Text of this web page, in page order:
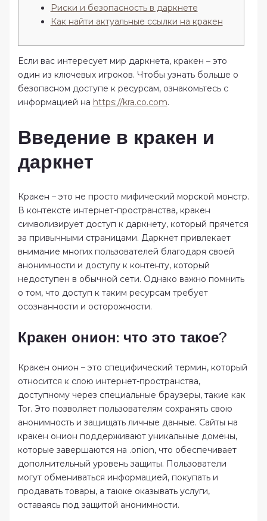
Риски и безопасность в даркнете
Как найти актуальные ссылки на кракен
Если вас интересует мир даркнета, кракен – это
один из ключевых игроков. Чтобы узнать больше о
безопасном доступе к ресурсам, ознакомьтесь с
информацией на https://kra.co.com.
Введение в кракен и
даркнет
Кракен – это не просто мифический морской монстр.
В контексте интернет-пространства, кракен
символизирует доступ к даркнету, который прячется
за привычными страницами. Даркнет привлекает
внимание многих пользователей благодаря своей
анонимности и доступу к контенту, который
недоступен в обычной сети. Однако важно помнить
о том, что доступ к таким ресурсам требует
осознанности и осторожности.
Кракен онион: что это такое?
Кракен онион – это специфический термин, который
относится к слою интернет-пространства,
доступному через специальные браузеры, такие как
Tor. Это позволяет пользователям сохранять свою
анонимность и защищать личные данные. Сайты на
кракен онион поддерживают уникальные домены,
которые завершаются на .onion, что обеспечивает
дополнительный уровень защиты. Пользователи
могут обмениваться информацией, покупать и
продавать товары, а также оказывать услуги,
оставаясь под защитой анонимности.